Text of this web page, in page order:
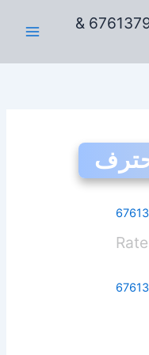
فني تركيب سيراميك الكويت 67613790 &